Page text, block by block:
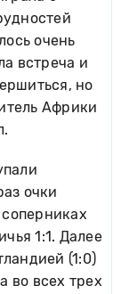
очень
встреча и
но
Африки
очки
1:1. Далее
(1:0)
во всех трех